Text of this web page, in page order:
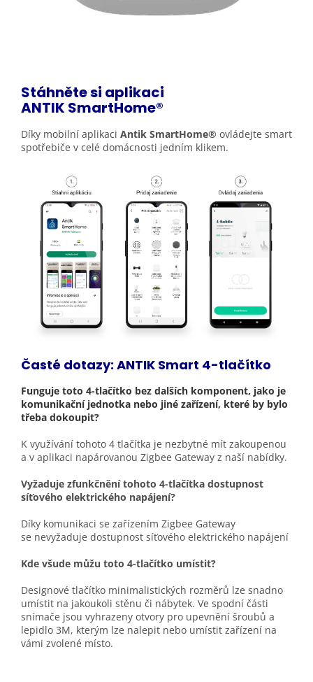
Stáhněte si aplikaci
ANTIKSmartHome®
Díky mobilní aplikaci Antik SmartHome® ovládejte smart
spotřebiče v celé domácnosti jedním klikem.
Časté dotazy: ANTIK Smart 4-tlačítko
Funguje toto 4-tlačítko bez dalších komponent, jako je
komunikační jednotka nebo jiné zařízení, které by bylo
třeba dokoupit?
K využívání tohoto 4 tlačítka je nezbytné mít zakoupenou
a v aplikaci napárovanou Zigbee Gateway z naší nabídky.
Vyžaduje zfunkčnění tohoto 4-tlačítka dostupnost
síťového elektrického napájení?
Díky komunikaci se zařízením Zigbee Gateway
se nevyžaduje dostupnost síťového elektrického napájení
Kde všude můžu toto 4-tlačítko umístit?
Designové tlačítko minimalistických rozměrů lze snadno
umístit na jakoukoli stěnu či nábytek. Ve spodní části
snímače jsou vyhrazeny otvory pro upevnění šroubů a
lepidlo 3M, kterým lze nalepit nebo umístit zařízení na
vámi zvolené místo.